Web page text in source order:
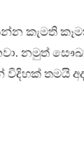
කැමති
නමුත්
තමයි අද